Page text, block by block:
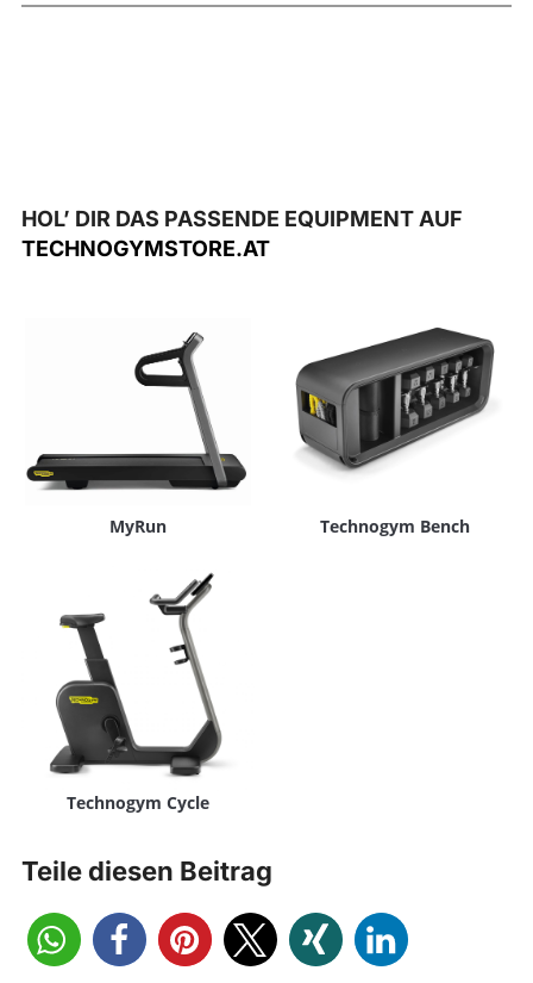
HOL’ DIR DAS PASSENDE EQUIPMENT AUF
TECHNOGYMSTORE.AT
MyRun Technogym Bench
Technogym Cycle
Teile diesen Beitrag